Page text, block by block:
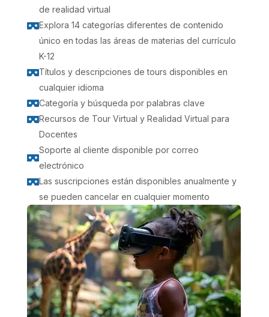
de realidad virtual
Explora 14 categorías diferentes de contenido
único en todas las áreas de materias del currículo
K-12
Títulos y descripciones de tours disponibles en
cualquier idioma
Categoría y búsqueda por palabras clave
Recursos de Tour Virtual y Realidad Virtual para
Docentes

Soporte al cliente disponible por correo
electrónico
Las suscripciones están disponibles anualmente y
se pueden cancelar en cualquier momento